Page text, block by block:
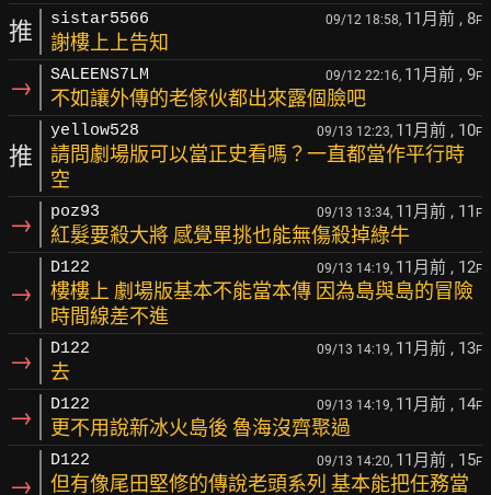
推 sistar5566 09/12 18:58, 11月前 , 8F
謝樓上上告知
→ SALEENS7LM 09/12 22:16, 11月前 , 9F
不如讓外傳的老傢伙都出來露個臉吧
推
yellow528 09/13 12:23, 11月前 , 10F
請問劇場版可以當正史看嗎？一直都當作平行時
空
→ poz93 09/13 13:34, 11月前 , 11 F
紅髮要殺大將 感覺單挑也能無傷殺掉綠牛
→
D122 09/13 14:19, 11月前 , 12F
樓樓上 劇場版基本不能當本傳 因為島與島的冒險
時間線差不進
→ D122 09/13 14:19, 11月前 , 13F
去
→ D122 09/13 14:19, 11月前 , 14F
更不用說新冰火島後 魯海沒齊聚過
→
D122 09/13 14:20, 11月前 , 15F
但有像尾田堅修的傳說老頭系列 基本能把任務當